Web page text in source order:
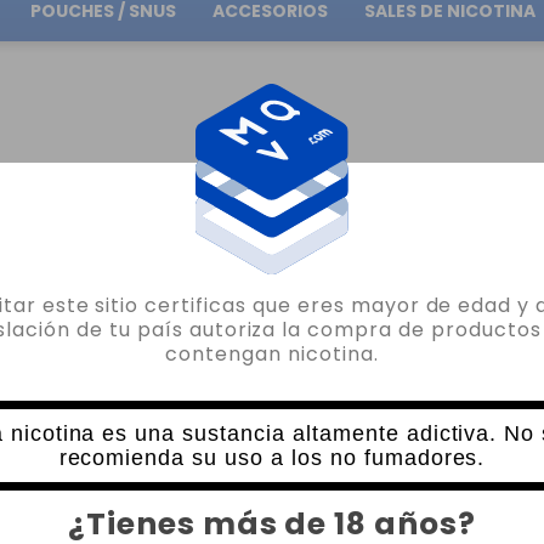
este sitio certificas que eres mayor de edad y
de tu país autoriza la compra de productos
contengan nicotina.
nicotina es una sustancia altamente adictiva. No
recomienda su uso a los no fumadores.
¿Tienes más de 18 años?
Envío gratuitoen pedidos superiores a 30.00€
POUCHES / SNUS ACCESORIOS SALES DE NICOTINA
INNOKIN
CARTUCHO INNOKIN KLYPSE POD
2 VALORACIONES
3,50€
RESISTENCIA CANTIDAD
- +